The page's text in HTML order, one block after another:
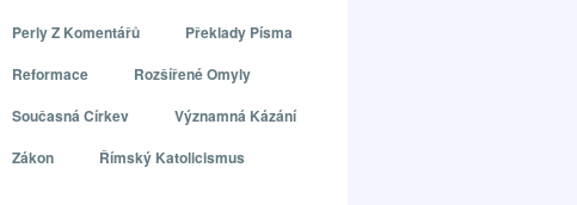
Perly Z Komentářů
Překlady Písma
Reformace
Rozšířené Omyly
Současná Církev
Významná Kázání
Zákon
Římský Katolicismus